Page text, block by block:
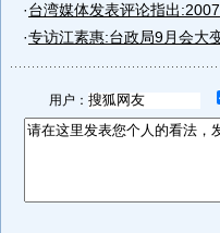
·台湾媒体发表评论指出
·专访江素惠:台政局9月会大
用户：